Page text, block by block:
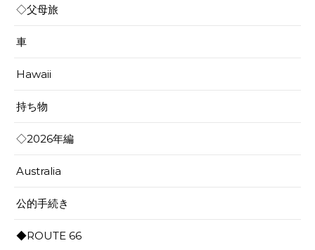
◇父母旅
車
Hawaii
持ち物
◇2026年編
Australia
公的手続き
◆ROUTE 66